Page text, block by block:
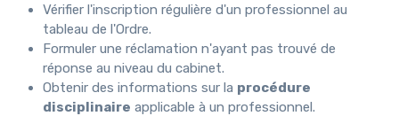
Vérifier l'inscription régulière d'un professionnel au
tableau de l'Ordre.
Formuler une réclamation n'ayant pas trouvé de
réponse au niveau du cabinet.
Obtenir des informations sur la procédure
disciplinaire applicable à un professionnel.